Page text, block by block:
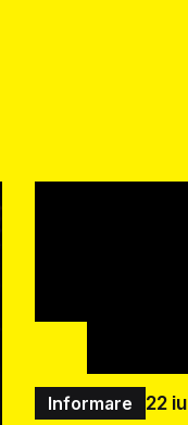
Informare 22